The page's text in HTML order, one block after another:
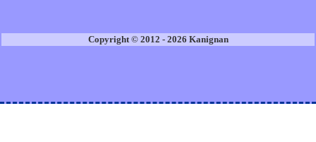
Copyright © 2012 - 2026 Kanignan